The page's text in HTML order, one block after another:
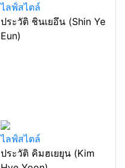
ไลฟ์สไตล์
ประวัติ ชินเยอึน (Shin Ye
Eun)
ไลฟ์สไตล์
ประวัติ คิมฮเยยุน (Kim